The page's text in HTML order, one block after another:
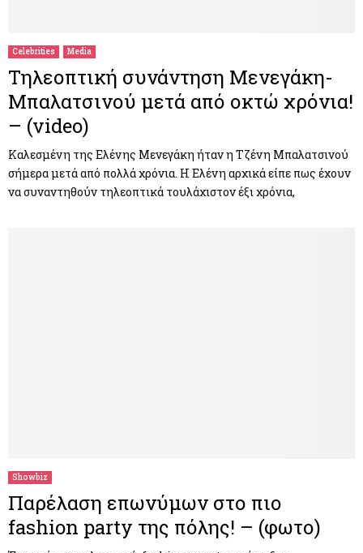
Celebrities Media
Τηλεοπτική συνάντηση Μενεγάκη-
Μπαλατσινού μετά από οκτώ χρόνια!
– (video)
Καλεσμένη της Ελένης Μενεγάκη ήταν η Τζένη Μπαλατσινού
σήμερα μετά από πολλά χρόνια. Η Ελένη αρχικά είπε πως έχουν
να συναντηθούν τηλεοπτικά τουλάχιστον έξι χρόνια,
Showbiz
Παρέλαση επωνύμων στο πιο
fashion party της πόλης! – (φωτο)